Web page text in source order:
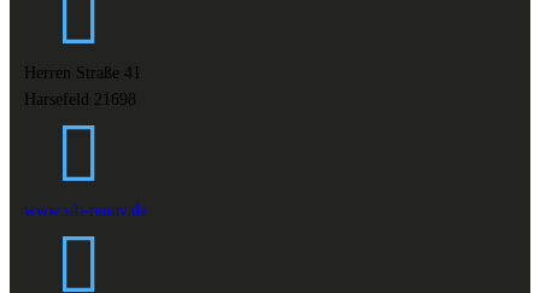
Herren Straße 41
Harsefeld 21698
www.stb-renov.de